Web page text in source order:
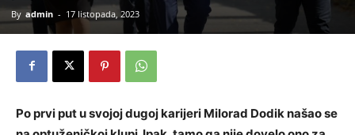
By admin - 17 listopada, 2023
Po prvi put u svojoj dugoj karijeri Milorad Dodik našao se